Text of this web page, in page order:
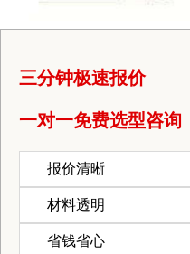
三分钟极速报价
一对一免费选型咨询
报价清晰
材料透明
省钱省心